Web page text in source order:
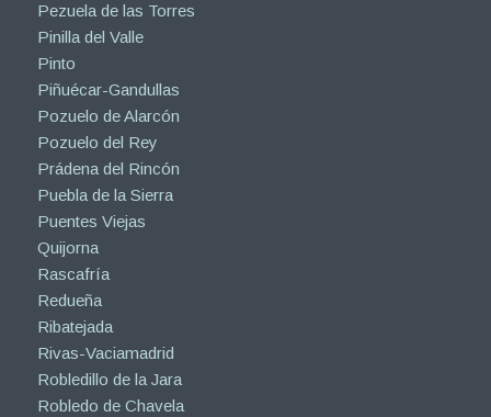
Pezuela de las Torres
Pinilla del Valle
Pinto
Piñuécar-Gandullas
Pozuelo de Alarcón
Pozuelo del Rey
Prádena del Rincón
Puebla de la Sierra
Puentes Viejas
Quijorna
Rascafría
Redueña
Ribatejada
Rivas-Vaciamadrid
Robledillo de la Jara
Robledo de Chavela